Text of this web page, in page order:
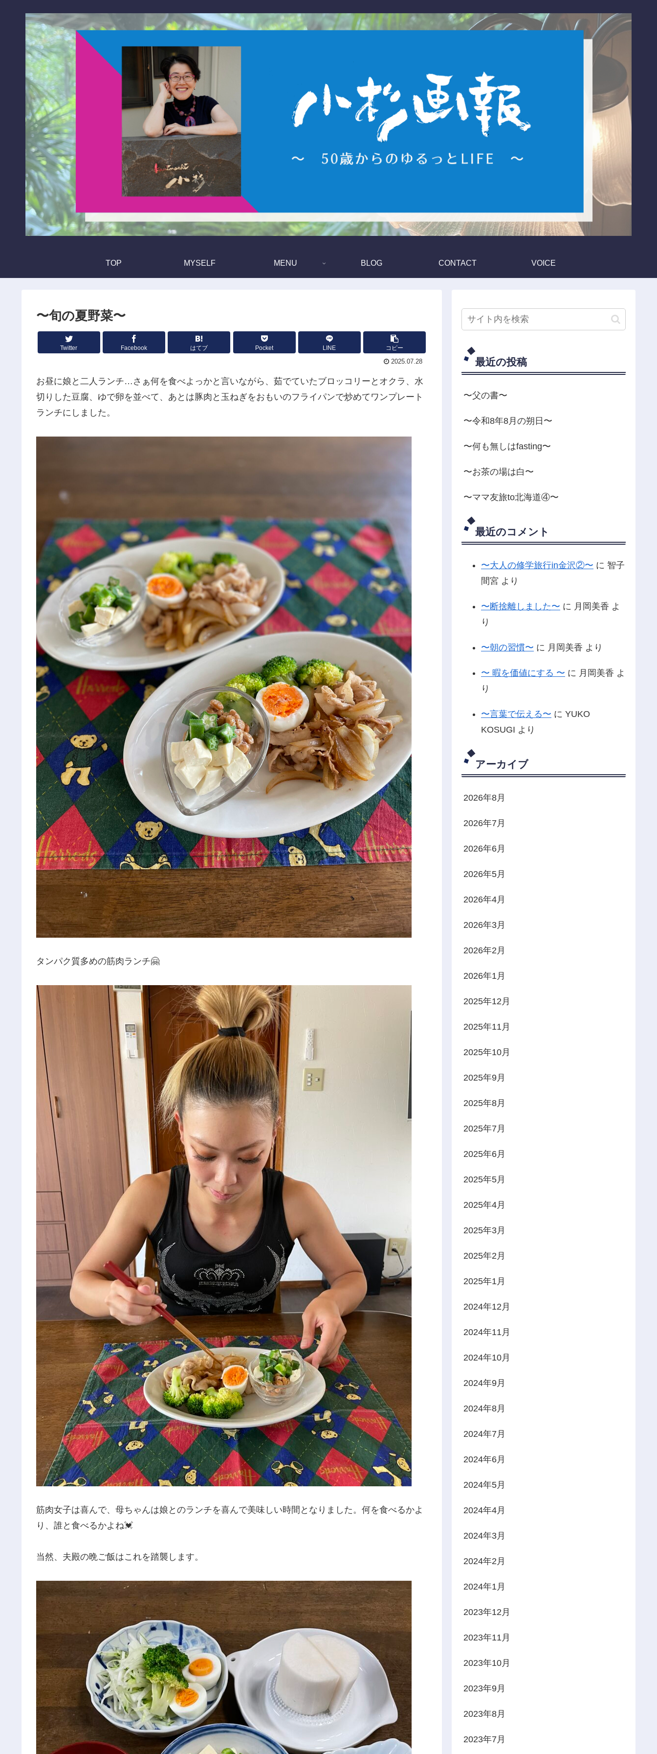
TOP MYSELF MENU BLOG CONTACT VOICE
〜旬の夏野菜〜
Twitter Facebook はてブ Pocket LINE コピー
2025.07.28
お昼に娘と二人ランチ…さぁ何を食べよっかと言いながら、茹でていたブロッコリーとオクラ、水
切りした豆腐、ゆで卵を並べて、あとは豚肉と玉ねぎをおもいのフライパンで炒めてワンプレート
ランチにしました。
タンパク質多めの筋肉ランチ🤗
筋肉女子は喜んで、母ちゃんは娘とのランチを喜んで美味しい時間となりました。何を食べるかよ
り、誰と食べるかよね💓
当然、夫殿の晩ご飯はこれを踏襲します。
最近の投稿
〜父の書〜
〜令和8年8月の朔日〜
〜何も無しはfasting〜
〜お茶の場は白〜
〜ママ友旅to北海道④〜
最近のコメント
〜大人の修学旅行in金沢②〜 に 智子
間宮 より
〜断捨離しました〜 に 月岡美香 よ
り
〜朝の習慣〜 に 月岡美香 より
〜 暇を価値にする 〜 に 月岡美香 よ
り
〜言葉で伝える〜 に YUKO
KOSUGI より
アーカイブ
2026年8月
2026年7月
2026年6月
2026年5月
2026年4月
2026年3月
2026年2月
2026年1月
2025年12月
2025年11月
2025年10月
2025年9月
2025年8月
2025年7月
2025年6月
2025年5月
2025年4月
2025年3月
2025年2月
2025年1月
2024年12月
2024年11月
2024年10月
2024年9月
2024年8月
2024年7月
2024年6月
2024年5月
2024年4月
2024年3月
2024年2月
2024年1月
2023年12月
2023年11月
2023年10月
2023年9月
2023年8月
2023年7月